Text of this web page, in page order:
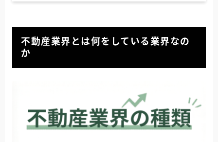
不動産業界とは何をしている業界なの
か